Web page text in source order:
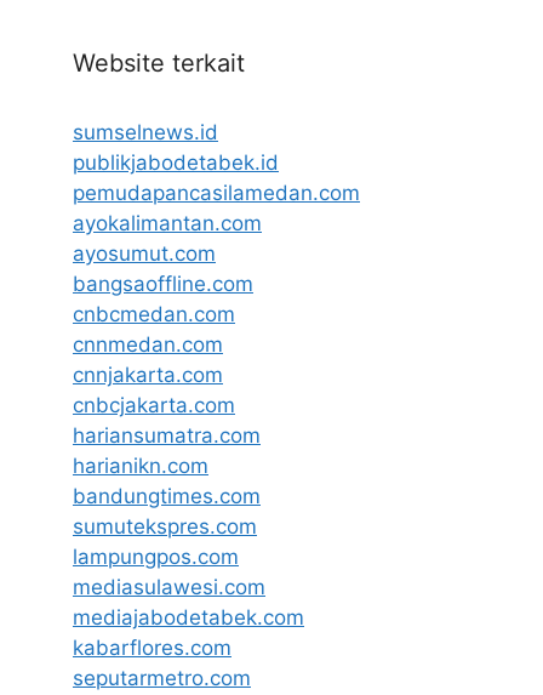
Website terkait
sumselnews.id
publikjabodetabek.id
pemudapancasilamedan.com
ayokalimantan.com
ayosumut.com
bangsaoffline.com
cnbcmedan.com
cnnmedan.com
cnnjakarta.com
cnbcjakarta.com
hariansumatra.com
harianikn.com
bandungtimes.com
sumutekspres.com
lampungpos.com
mediasulawesi.com
mediajabodetabek.com
kabarflores.com
seputarmetro.com